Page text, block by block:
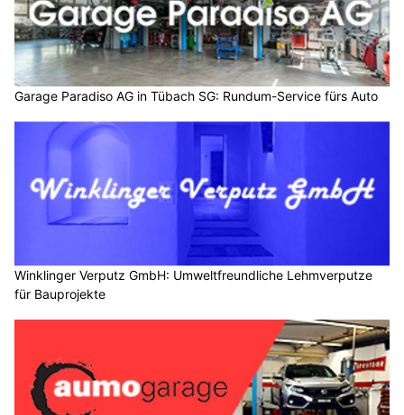
Garage Paradiso AG in Tübach SG: Rundum-Service fürs Auto
Winklinger Verputz GmbH: Umweltfreundliche Lehmverputze
für Bauprojekte